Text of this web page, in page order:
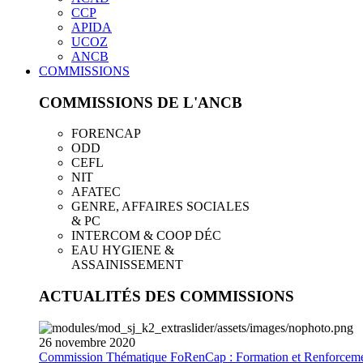
CCP
APIDA
UCOZ
ANCB
COMMISSIONS
COMMISSIONS DE L'ANCB
FORENCAP
ODD
CEFL
NIT
AFATEC
GENRE, AFFAIRES SOCIALES
& PC
INTERCOM & COOP DÉC
EAU HYGIENE &
ASSAINISSEMENT
ACTUALITÉS DES COMMISSIONS
26 novembre 2020
Commission Thématique FoRenCap : Formation et